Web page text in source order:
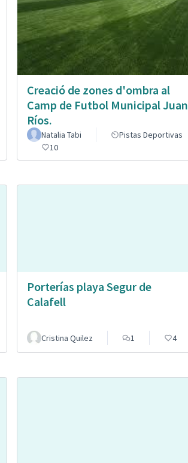
Creació de zones d'ombra al
Camp de Futbol Municipal Juan
Ríos.
Natalia Tabi Pistas Deportivas
10
Porterías playa Segur de
Calafell
Cristina Quilez 1 4